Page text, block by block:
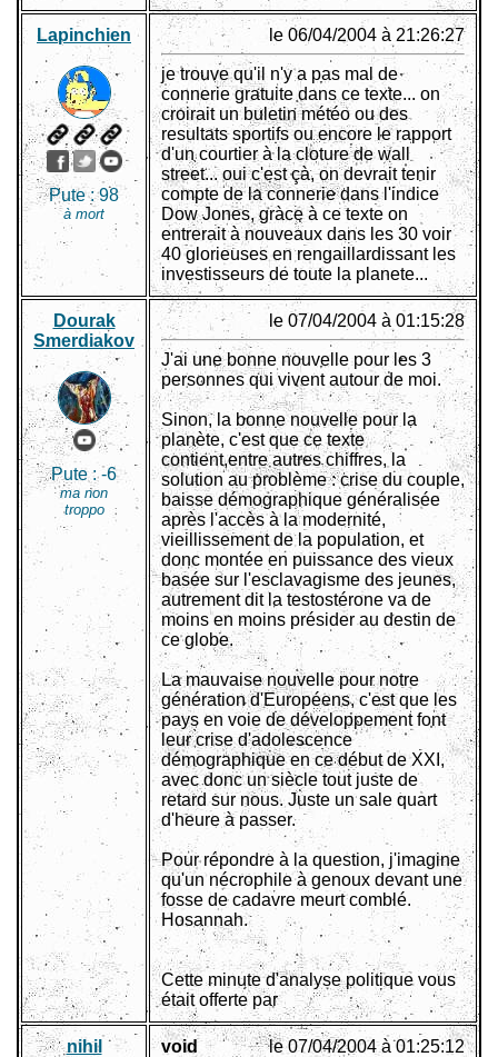
Lapinchien
Pute :98
à mort
le 06/04/2004 à 21:26:27
je trouve qu'il n'y a pas mal de
connerie gratuite dans ce texte... on
croirait un buletin météo ou des
resultats sportifs ou encore le rapport
d'un courtier à la cloture de wall
street... oui c'est çà, on devrait tenir
compte de la connerie dans l'indice
Dow Jones, gràce à ce texte on
entrerait à nouveaux dans les 30 voir
40 glorieuses en rengaillardissant les
investisseurs de toute la planete...
Dourak
Smerdiakov
Pute :-6
ma non
troppo
le 07/04/2004 à 01:15:28
J'ai une bonne nouvelle pour les 3
personnes qui vivent autour de moi.
Sinon, la bonne nouvelle pour la
planète, c'est que ce texte
contient,entre autres chiffres, la
solution au problème : crise du couple,
baisse démographique généralisée
après l'accès à la modernité,
vieillissement de la population, et
donc montée en puissance des vieux
basée sur l'esclavagisme des jeunes,
autrement dit la testostérone va de
moins en moins présider au destin de
ce globe.
La mauvaise nouvelle pour notre
génération d'Européens, c'est que les
pays en voie de développement font
leur crise d'adolescence
démographique en ce début de XXI,
avec donc un siècle tout juste de
retard sur nous. Juste un sale quart
d'heure à passer.
Pour répondre à la question, j'imagine
qu'un nécrophile à genoux devant une
fosse de cadavre meurt comblé.
Hosannah.
Cette minute d'analyse politique vous
était offerte par
nihil void le 07/04/2004 à 01:25:12